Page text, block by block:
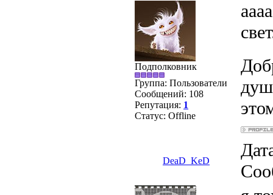
Подполковник
Группа: Пользователи
Сообщений: 108
Репутация: 1
Статус: Offline
DeaD_KeD